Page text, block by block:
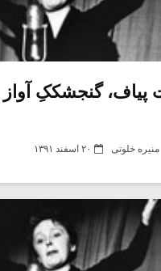
پیاف، گنجشککِ
منیره خلوتی ۲۰ اسفند ۱۳۹۱